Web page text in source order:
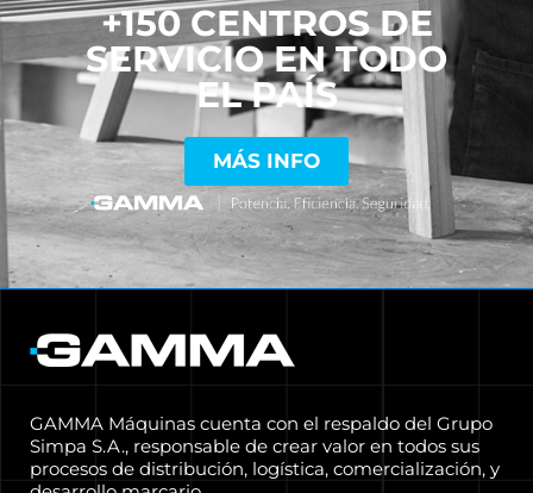
+150 CENTROS DE
SERVICIO EN TODO
EL PAÍS
MÁS INFO
GAMMA Máquinas cuenta con el respaldo del Grupo
Simpa S.A., responsable de crear valor en todos sus
procesos de distribución, logística, comercialización, y